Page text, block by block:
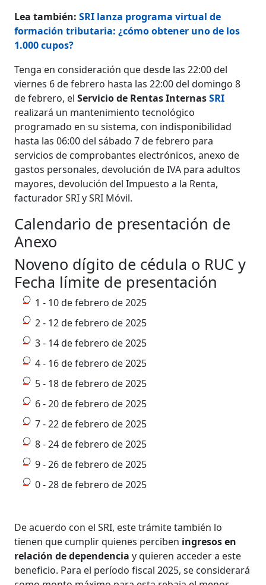
Lea también:SRI lanza programa virtual de
formación tributaria: ¿cómo obtener uno de los
1.000 cupos?
Tenga en consideración que desde las 22:00 del
viernes 6 de febrero hasta las 22:00 del domingo 8
de febrero, elServicio de Rentas InternasSRI
realizará un mantenimiento tecnológico
programado en su sistema, con indisponibilidad
hasta las 06:00 del sábado 7 de febrero para
servicios de comprobantes electrónicos, anexo de
gastos personales, devolución de IVA para adultos
mayores, devolución del Impuesto a la Renta,
facturador SRI y SRI Móvil.
Calendario de presentación de
Anexo
Noveno dígito de cédula o RUC y
Fecha límite de presentación
1 - 10 de febrero de 2025
2 - 12 de febrero de 2025
3 - 14 de febrero de 2025
4 - 16 de febrero de 2025
5 - 18 de febrero de 2025
6 - 20 de febrero de 2025
7 - 22 de febrero de 2025
8 - 24 de febrero de 2025
9 - 26 de febrero de 2025
0 - 28 de febrero de 2025
De acuerdo con el SRI, este trámite también lo
tienen que cumplir quienes perciben ingresos en
relación de dependencia y quieren acceder a este
beneficio. Para el período fiscal 2025, se considerará